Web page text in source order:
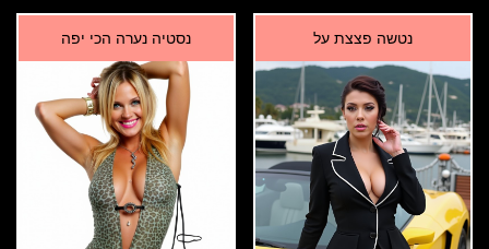
נטשה פצצת על נסטיה נערה הכי יפה